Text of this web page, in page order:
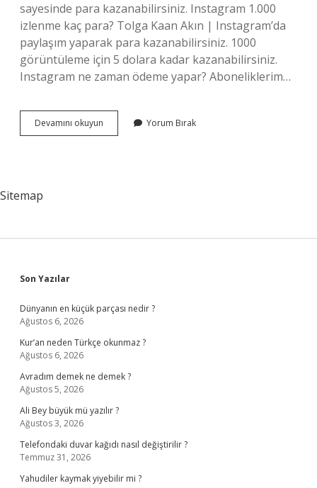
sayesinde para kazanabilirsiniz. Instagram 1.000
izlenme kaç para? Tolga Kaan Akın | Instagram’da
paylaşım yaparak para kazanabilirsiniz. 1000
görüntüleme için 5 dolara kadar kazanabilirsiniz.
Instagram ne zaman ödeme yapar? Aboneliklerim…
Devamını okuyun Instagram
Kaç
Yorum Bırak
Sitemap
Sidebar
Son Yazılar
Dünyanın en küçük parçası nedir ?
Ağustos 6, 2026
Kur’an neden Türkçe okunmaz ?
Ağustos 6, 2026
Avradım demek ne demek ?
Ağustos 5, 2026
Ali Bey büyük mü yazılır ?
Ağustos 3, 2026
Telefondaki duvar kağıdı nasıl değiştirilir ?
Temmuz 31, 2026
Yahudiler kaymak yiyebilir mi ?